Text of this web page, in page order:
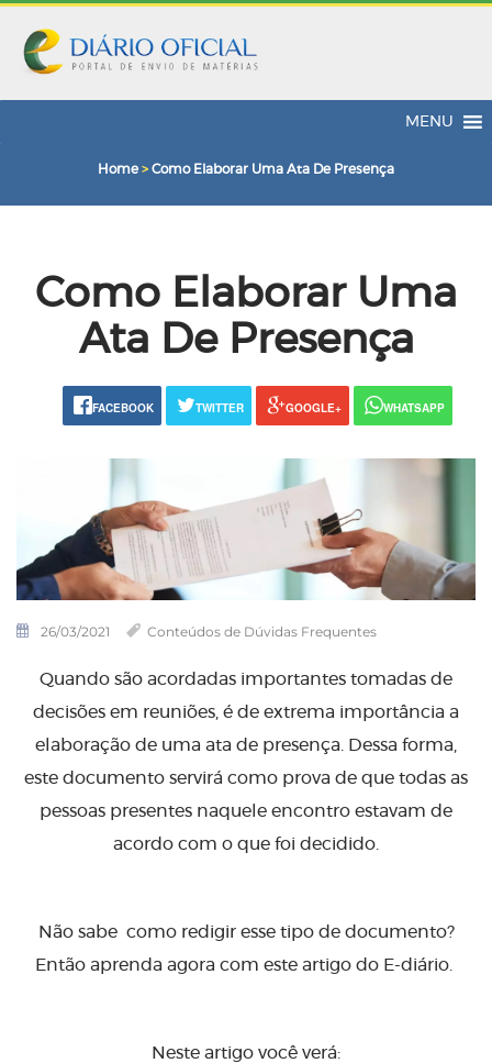
MENU
Home > Como Elaborar Uma Ata De Presença
Como Elaborar Uma
Ata De Presença
FACEBOOK TWITTER GOOGLE+ WHATSAPP
26/03/2021 Conteúdos de Dúvidas Frequentes
Quando são acordadas importantes tomadas de
decisões em reuniões, é de extrema importância a
elaboração de uma ata de presença. Dessa forma,
este documento servirá como prova de que todas as
pessoas presentes naquele encontro estavam de
acordo com o que foi decidido.
Não sabe como redigir esse tipo de documento?
Então aprenda agora com este artigo do E-diário.
Neste artigo você verá: